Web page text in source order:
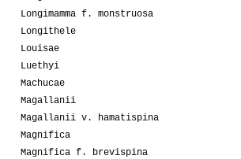
Longimamma f. monstruosa
Longithele
Louisae
Luethyi
Machucae
Magallanii
Magallanii v. hamatispina
Magnifica
Magnifica f. brevispina